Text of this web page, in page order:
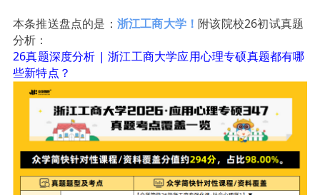
本条推送盘点的是： 浙江工商大学！ 附该院校26初试真题
分析：
26真题深度分析 | 浙江工商大学应用心理专硕真题都有哪
些新特点？